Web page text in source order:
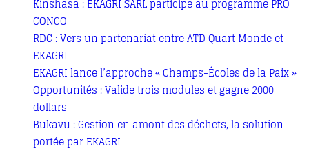
Kinshasa : EKAGRI SARL participe au programme PRO
CONGO
RDC : Vers un partenariat entre ATD Quart Monde et
EKAGRI
EKAGRI lance l’approche « Champs-Écoles de la Paix »
Opportunités : Valide trois modules et gagne 2000
dollars
Bukavu : Gestion en amont des déchets, la solution
portée par EKAGRI